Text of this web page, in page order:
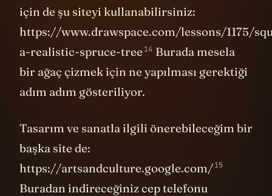
için de şu siteyi kullanabilirsiniz:
https://www.drawspace.com/lessons/1175/
a-realistic-spruce-tree 14 Burada mesela
bir ağaç çizmek için ne yapılması gerektiği
adım adım gösteriliyor.
Tasarım ve sanatla ilgili önerebileceğim bir
başka site de:
https://artsandculture.google.com/15
Buradan indireceğiniz cep telefonu